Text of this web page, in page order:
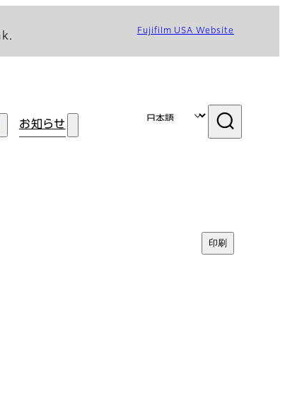
Fujifilm USA Website
お知らせ
印刷